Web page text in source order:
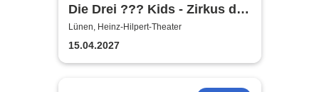
Die Drei ??? Kids - Zirkus der
Rätsel
Lünen, Heinz-Hilpert-Theater
15.04.2027